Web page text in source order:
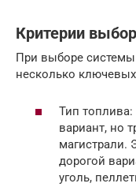
Критерии
При выборе
несколько
Тип
вариант, но
магистрали.
дорогой
уголь,